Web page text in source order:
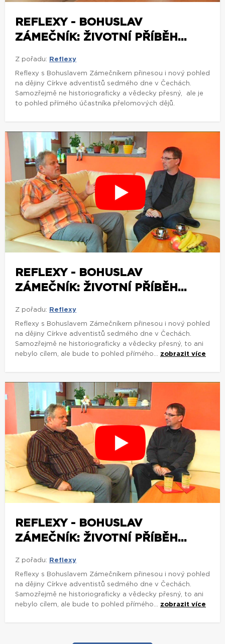
REFLEXY - BOHUSLAV
ZÁMEČNÍK: ŽIVOTNÍ PŘÍBĚH...
Z pořadu: Reflexy
Reflexy s Bohuslavem Zámečníkem přinesou i nový pohled
na dějiny Církve adventistů sedmého dne v Čechách.
Samozřejmě ne historiograficky a vědecky přesný, ale je
to pohled přímého účastníka přelomových dějů.
REFLEXY - BOHUSLAV
ZÁMEČNÍK: ŽIVOTNÍ PŘÍBĚH...
Z pořadu: Reflexy
Reflexy s Bohuslavem Zámečníkem přinesou i nový pohled
na dějiny Církve adventistů sedmého dne v Čechách.
Samozřejmě ne historiograficky a vědecky přesný, to ani
nebylo cílem, ale bude to pohled přímého... zobrazit více
REFLEXY - BOHUSLAV
ZÁMEČNÍK: ŽIVOTNÍ PŘÍBĚH...
Z pořadu: Reflexy
Reflexy s Bohuslavem Zámečníkem přinesou i nový pohled
na dějiny Církve adventistů sedmého dne v Čechách.
Samozřejmě ne historiograficky a vědecky přesný, to ani
nebylo cílem, ale bude to pohled přímého... zobrazit více